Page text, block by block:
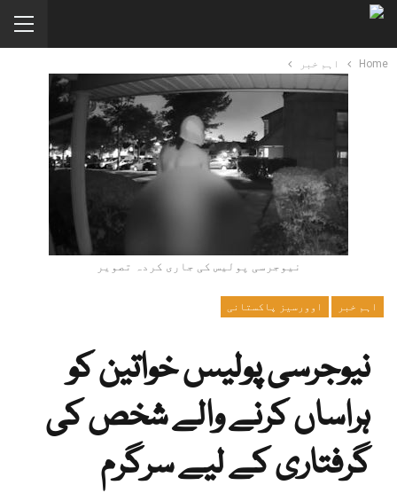
Home اہم خبر
نیوجرسی پولیس کی جاری کردہ تصویر
اہم خبر اوورسیز پاکستانی
نیوجرسی پولیس خواتین کو
ہراساں کرنے والے شخص کی
گرفتاری کے لیے سرگرم